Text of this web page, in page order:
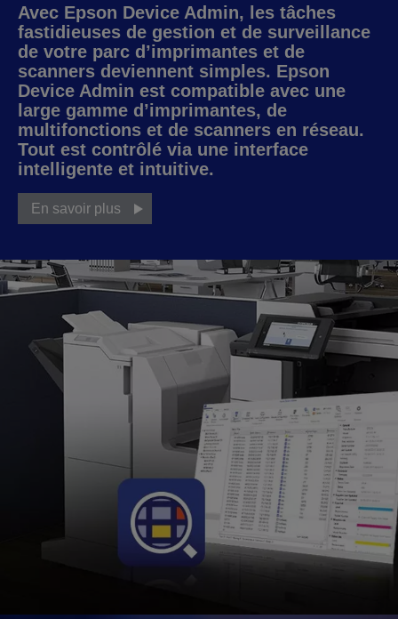
Avec Epson Device Admin, les tâches
fastidieuses de gestion et de surveillance
de votre parc d’imprimantes et de
scanners deviennent simples. Epson
Device Admin est compatible avec une
large gamme d’imprimantes, de
multifonctions et de scanners en réseau.
Tout est contrôlé via une interface
intelligente et intuitive.
En savoir plus